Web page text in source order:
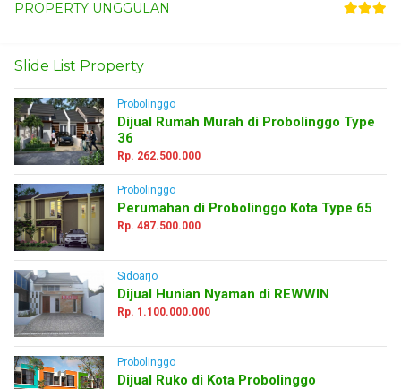
PROPERTY UNGGULAN
Slide List Property
Probolinggo
Dijual Rumah Murah di Probolinggo Type
36
Rp. 262.500.000
Probolinggo
Perumahan di Probolinggo Kota Type 65
Rp. 487.500.000
Sidoarjo
Dijual Hunian Nyaman di REWWIN
Rp. 1.100.000.000
Probolinggo
Dijual Ruko di Kota Probolinggo